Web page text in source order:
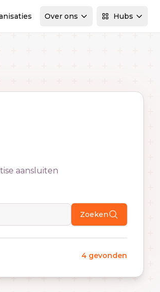
Over ons Hubs
aansluiten
Zoeken
4 gevonden